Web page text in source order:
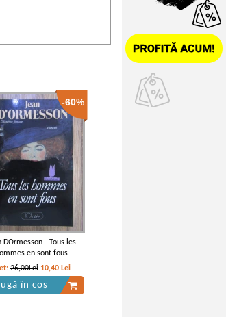
-60%
DOrmesson - Tous les
en sont fous
26,00Lei 10,40 Lei
în coș